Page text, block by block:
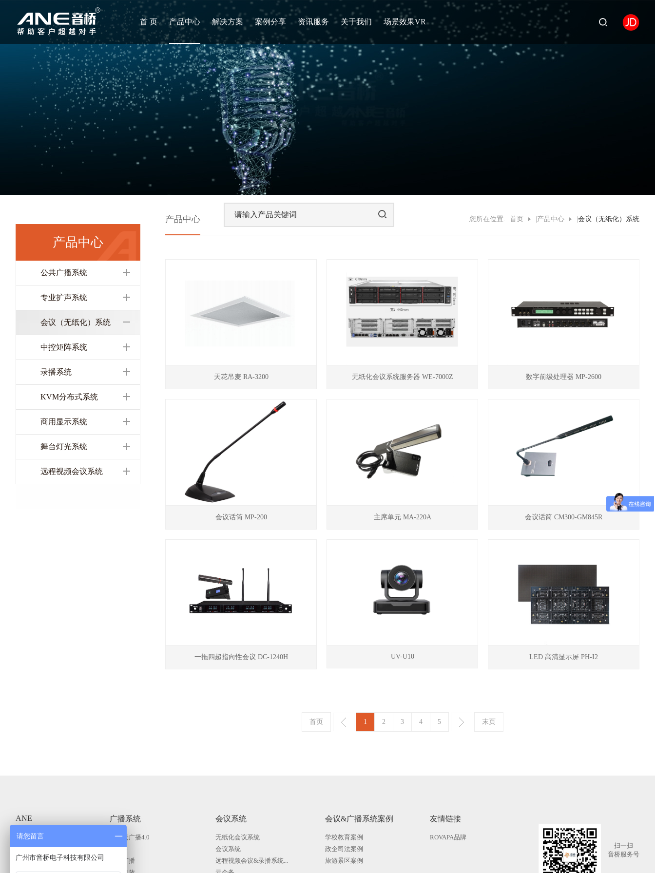
首 页 产品中心 解决方案 案例分享 资讯服务 关于我们 场景效果VR
产品中心
公共广播系统
专业扩声系统
会议（无纸化）系统
中控矩阵系统
录播系统
KVM分布式系统
商用显示系统
舞台灯光系统
远程视频会议系统
您所在位置: 首页 产品中心 会议（无纸化）系统
产品中心
天花吊麦 RA-3200 无纸化会议系统服务器 WE-7000Z 数字前级处理器 MP-2600
会议话筒 MP-200 主席单元 MA-220A 会议话筒 CM300-GM845R
一拖四超指向性会议 DC-1240H UV-U10 LED 高清显示屏 PH-I2
首页 1 2 3 4 5 末页
ANE
商用显示系统
KVM分布式系统
公共广播系统
会议（无纸化）系统
广播系统
智慧云广播4.0
IP广播
智能广播
会议系统
无纸化会议系统
会议系统
远程视频会议&录播系统...
会议&广播系统案例
学校教育案例
政企司法案例
旅游景区案例
友情链接
ROVAPA品牌
扫一扫
音桥服务号
请您留言
广州市音桥电子科技有限公司